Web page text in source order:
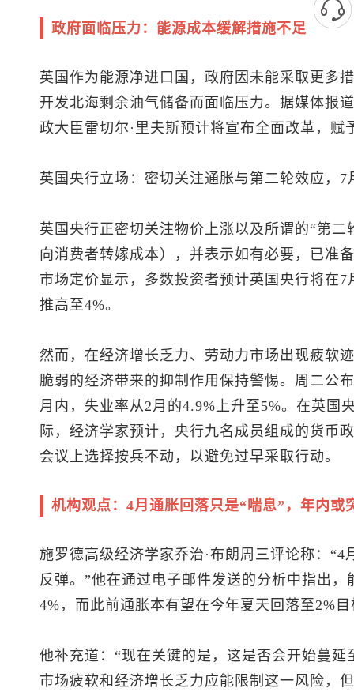
政府面临压力：能源成本缓解措施不足
英国作为能源净进口国，政府因未能采取更多
开发北海剩余油气储备而面临压力。据媒体报
政大臣雷切尔·里夫斯预计将宣布全面改革，
英国央行立场：密切关注通胀与第二轮效应，7
英国央行正密切关注物价上涨以及所谓的“第
向消费者转嫁成本），并表示如有必要，已准
市场定价显示，多数投资者预计英国央行将在
推高至4%。
然而，在经济增长乏力、劳动力市场出现疲软
脆弱的经济带来的抑制作用保持警惕。周二公
月内，失业率从2月的4.9%上升至5%。在英国
际，经济学家预计，央行九名成员组成的货币
会议上选择按兵不动，以避免过早采取行动。
机构观点：4月通胀回落只是“喘息”，年内或
施罗德高级经济学家乔治·布朗周三评论称：
反弹。”他在通过电子邮件发送的分析中指出
4%，而此前通胀本有望在今年夏天回落至2%
他补充道：“现在关键的是，这是否会开始蔓
市场疲软和经济增长乏力应能限制这一风险，